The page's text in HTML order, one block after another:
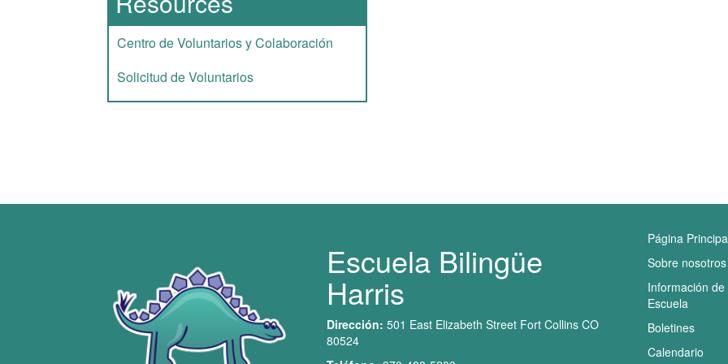
Centro de Voluntarios y Colaboración
Solicitud de Voluntarios
Escuela Bilingüe
Harris
Dirección: 501 East Elizabeth Street Fort Collins CO
80524
Página
Sobre nosotros
Información de
Escuela
Boletines
Calendario